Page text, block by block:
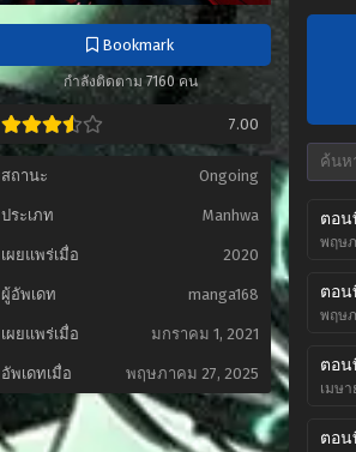
Bookmark
กำลังติดตาม 7160 คน
7.00
สถานะ Ongoing
ประเภท Manhwa
เผยแพร่เมื่อ 2020
ผู้อัพเดท manga168
เผยแพร่เมื่อ มกราคม 1, 2021
อัพเดทเมื่อ พฤษภาคม 27, 2025
ตอน
พฤษภ
ตอน
พฤษ
ตอน
เมษา
ตอน